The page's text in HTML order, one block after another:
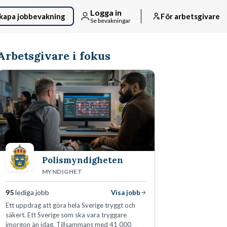
jobbevakning Logga in
Se bevakningar För arbetsgivare
i fokus
Polismyndigheten
MYNDIGHET
95lediga jobb
Visa jobb
Ett uppdrag att göra hela Sverige tryggt och
säkert. Ett Sverige som ska vara tryggare
imorgon än idag. Tillsammans med 41 000